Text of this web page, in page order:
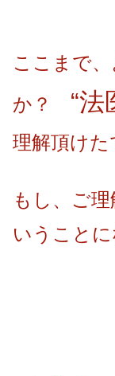
ここまで
か？ “法
理解頂けた
もし、ご
いうことに